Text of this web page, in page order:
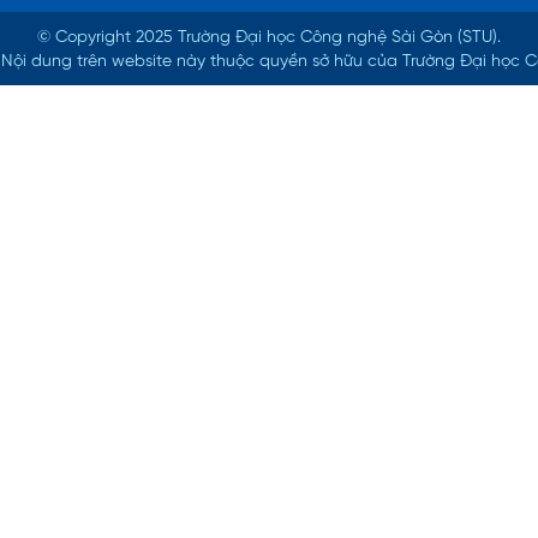
© Copyright 2025 Trường Đại học Công nghệ Sài Gòn (STU).
Nội dung trên website này thuộc quyền sở hữu của Trường Đại học